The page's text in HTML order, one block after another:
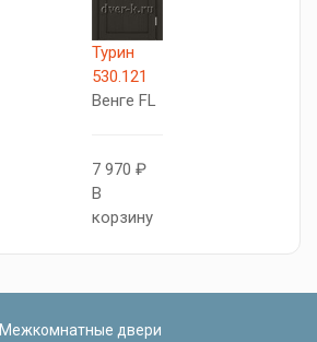
Турин
530.121
Венге FL
7 970 ₽
В
корзину
Межкомнатные двери